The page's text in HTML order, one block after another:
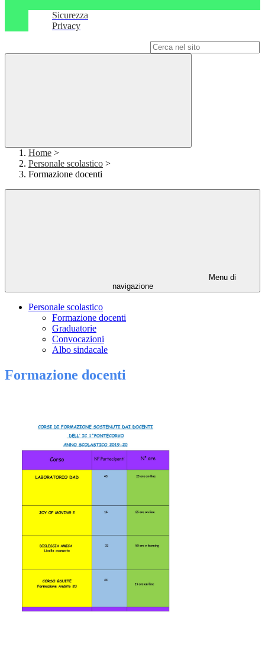
Sicurezza
Privacy
Home >
Personale scolastico >
Formazione docenti
Menu di
navigazione
Personale scolastico
Formazione docenti
Graduatorie
Convocazioni
Albo sindacale
Formazione docenti